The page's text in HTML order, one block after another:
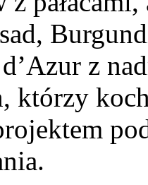
d’Azur z
którzy